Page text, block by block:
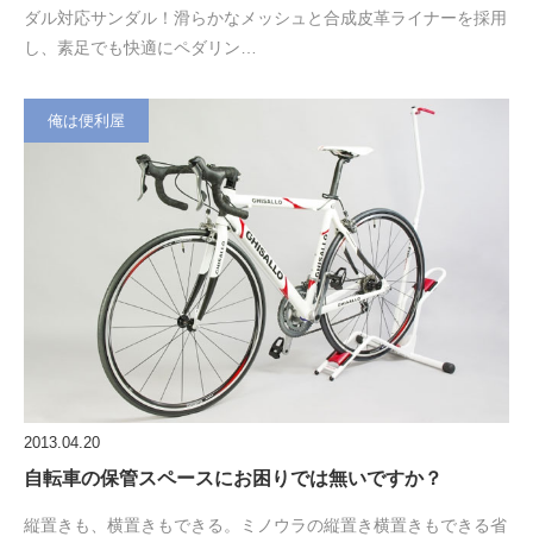
ダル対応サンダル！滑らかなメッシュと合成皮革ライナーを採用
し、素足でも快適にペダリン…
俺は便利屋
2013.04.20
自転車の保管スペースにお困りでは無いですか？
縦置きも、横置きもできる。ミノウラの縦置き横置きもできる省